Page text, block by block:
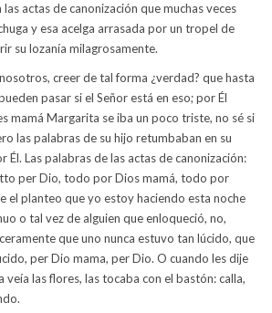
actas de canonización que muchas veces
y esa acelga arrasada por un tropel de
su lozanía milagrosamente.
creer de tal forma ¿verdad? que hasta
pasar si el Señor está en eso; por Él
mamá Margarita se iba un poco triste, no sé si
las palabras de su hijo retumbaban en su
Él. Las palabras de las actas de canonización:
per Dio, todo por Dios mamá, todo por
el planteo que yo estoy haciendo esta noche
o tal vez de alguien que enloqueció, no,
que uno nunca estuvo tan lúcido, que
per Dio mama, per Dio. O cuando les dije
veía las flores, las tocaba con el bastón: calla,